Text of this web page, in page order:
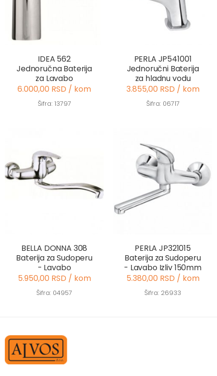
IDEA 562
Jednoručna Baterija
za Lavabo
6.000,00 RSD / kom
Šifra: 13797
PERLA JP541001
Jednoručni Baterija
za hladnu vodu
3.855,00 RSD / kom
Šifra: 06717
BELLA DONNA 308
Baterija za Sudoperu
- Lavabo
5.950,00 RSD / kom
Šifra: 04957
PERLA JP321015
Baterija za Sudoperu
- Lavabo Izliv 150mm
5.380,00 RSD / kom
Šifra: 26933